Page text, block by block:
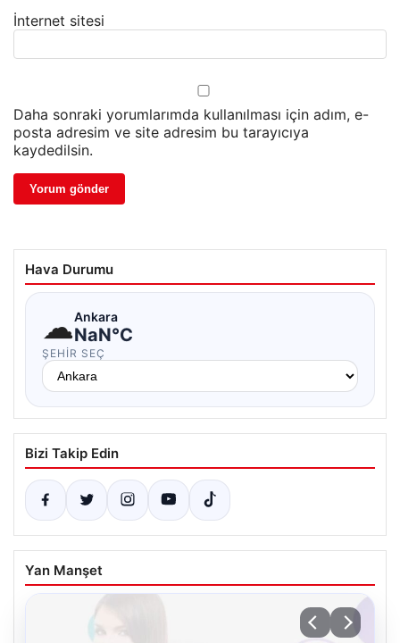
İnternet sitesi
Daha sonraki yorumlarımda kullanılması için adım, e-
posta adresim ve site adresim bu tarayıcıya
kaydedilsin.
Hava Durumu
☁Ankara
NaN°C
ŞEHIR SEÇ
Bizi Takip Edin
Yan Manşet